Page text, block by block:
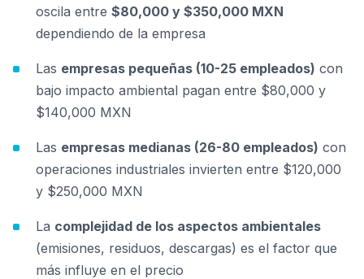
oscila entre $80,000 y $350,000 MXN
dependiendo de la empresa
Las empresas pequeñas (10-25 empleados) con
bajo impacto ambiental pagan entre $80,000 y
$140,000 MXN
Las empresas medianas (26-80 empleados) con
operaciones industriales invierten entre $120,000
y $250,000 MXN
La complejidad de los aspectos ambientales
(emisiones, residuos, descargas) es el factor que
más influye en el precio